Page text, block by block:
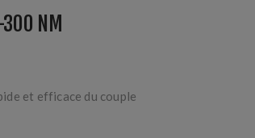
NM
et efficace du couple